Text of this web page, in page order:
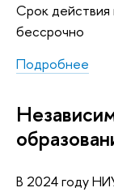
Срок действия
бессрочно
Подробнее
В 2024 году